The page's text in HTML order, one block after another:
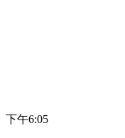
下午6:05